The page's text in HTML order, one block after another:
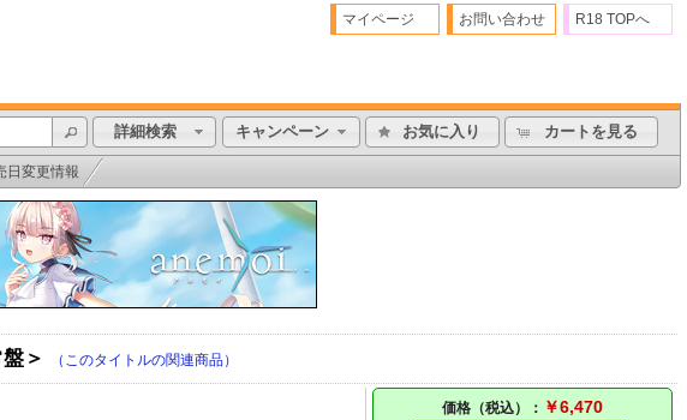
マイページ お問い合わせ R18 TOPへ
詳細検索 キャンペーン お気に入り カートを見る
日変更情報
＞ （このタイトルの関連商品）
価格（税込）： ￥6,470